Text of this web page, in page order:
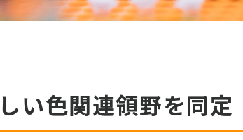
い色関連領野を同定